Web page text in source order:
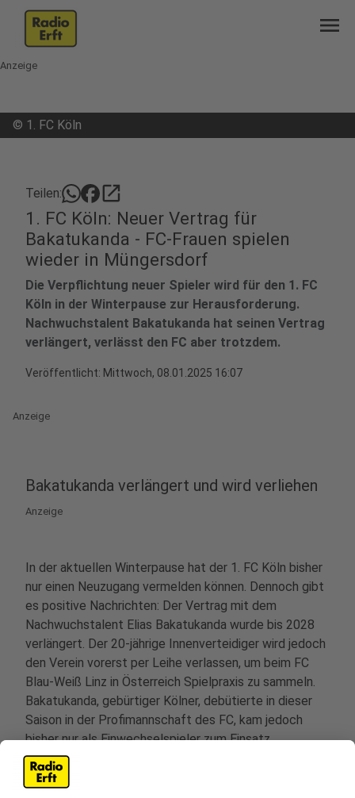
menu
Anzeige
© 1. FC Köln
Teilen: open_in_new
1. FC Köln: Neuer Vertrag für
Bakatukanda - FC-Frauen spielen
wieder in Müngersdorf
Die Verpflichtung neuer Spieler wird für den 1. FC
Köln in der Winterpause zur Herausforderung.
Nachwuchstalent Bakatukanda hat seinen Vertrag
verlängert, verlässt den FC aber trotzdem.
Veröffentlicht: Mittwoch, 08.01.2025 16:07
Anzeige
Bakatukanda verlängert und wird verliehen
Anzeige
In der aktuellen Winterpause hat der 1. FC Köln bisher
nur einen Neuzugang vermelden können. Dennoch gibt
es positive Nachrichten: Der Vertrag mit dem
Nachwuchstalent Elias Bakatukanda wurde bis 2028
verlängert. Der 20-jährige Innenverteidiger wird jedoch
den Verein vorerst per Leihe verlassen, um beim FC
Blau-Weiß Linz in Österreich Spielpraxis zu sammeln.
Bakatukanda, gebürtiger Kölner, debütierte in dieser
Saison in der Profimannschaft des FC, kam jedoch
bisher nur als Einwechselspieler zum Einsatz.
Anzeige